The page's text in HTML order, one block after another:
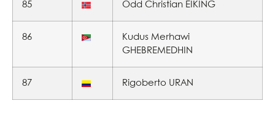
85 Odd Christian EIKING
86
Kudus Merhawi
GHEBREMEDHIN
87 Rigoberto URAN